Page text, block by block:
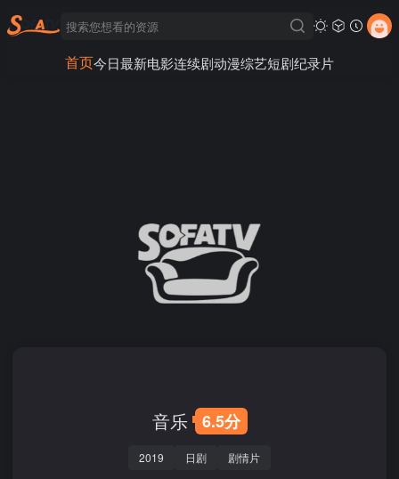
首页今日最新电影连续剧动漫综艺短剧纪录片
音乐 6.5分
2019 日剧 剧情片